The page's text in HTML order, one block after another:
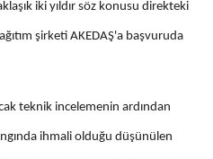
iki yıldır söz konusu direkteki
şirketi AKEDAŞ'a başvuruda
teknik incelemenin ardından
ihmali olduğu düşünülen